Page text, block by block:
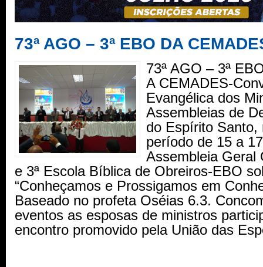
73ª AGO – 3ª EBO DA
73ª AGO – 3ª
A CEMADES-
Evangélica dos
Assembleias de
do Espírito Santo,
período de 15 a
Assembleia Geral
e 3ª Escola Bíblica de Obreiros-EBO
“Conheçamos e Prossigamos em
Baseado no profeta Oséias 6.3.
eventos as esposas de ministros
encontro promovido pela União das